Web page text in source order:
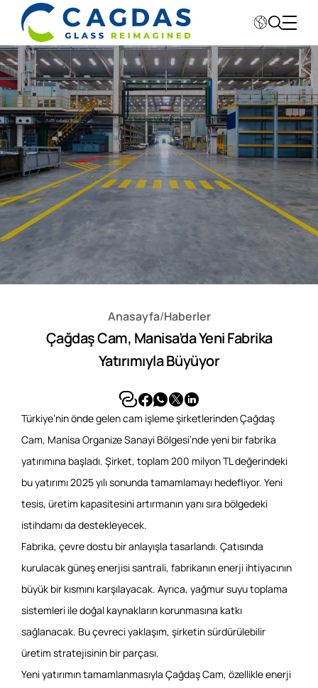
Kurumsal
Sektörler
Fabrikalar
Sürdürebilirlik
Değerlerimiz
Yatırımcı İlişkileri
Anasayfa/Haberler
Çağdaş Cam, Manisa’da Yeni Fabrika
Yatırımıyla Büyüyor
Türkiye’nin önde gelen cam işleme şirketlerinden Çağdaş
Cam, Manisa Organize Sanayi Bölgesi’nde yeni bir fabrika
yatırımına başladı. Şirket, toplam 200 milyon TL değerindeki
bu yatırımı 2025 yılı sonunda tamamlamayı hedefliyor. Yeni
tesis, üretim kapasitesini artırmanın yanı sıra bölgedeki
istihdamı da destekleyecek.
Fabrika, çevre dostu bir anlayışla tasarlandı. Çatısında
kurulacak güneş enerjisi santrali, fabrikanın enerji ihtiyacının
büyük bir kısmını karşılayacak. Ayrıca, yağmur suyu toplama
sistemleri ile doğal kaynakların korunmasına katkı
sağlanacak. Bu çevreci yaklaşım, şirketin sürdürülebilir
üretim stratejisinin bir parçası.
Yeni yatırımın tamamlanmasıyla Çağdaş Cam, özellikle enerji